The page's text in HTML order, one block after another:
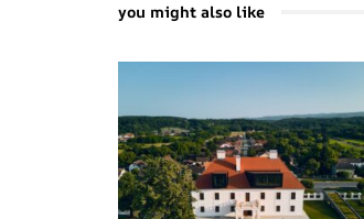
you might also like